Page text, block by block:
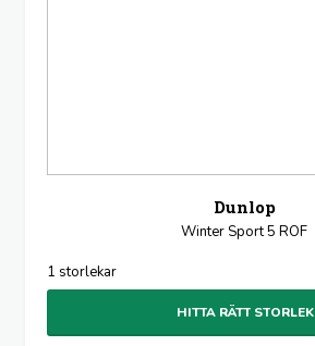
Dunlop
Winter Sport 5 ROF
1 storlekar
HITTA RÄTT STORLEK